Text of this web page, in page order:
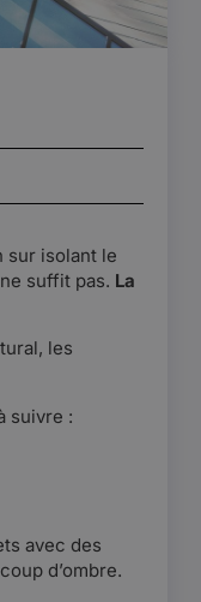
sur isolant le
suffit pas. La
les
suivre :
avec des
d’ombre.